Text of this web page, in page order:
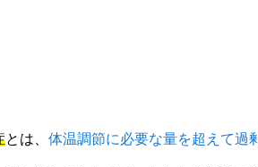
とは、 体温調節に必要な量を超えて過